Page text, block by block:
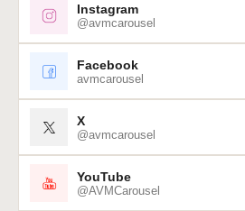
Instagram
@avmcarousel
Facebook
avmcarousel
X
@avmcarousel
YouTube
@AVMCarousel